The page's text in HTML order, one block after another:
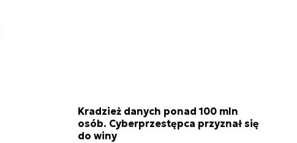
Kradzież danych ponad 100 mln
osób. Cyberprzestępca przyznał się
do winy